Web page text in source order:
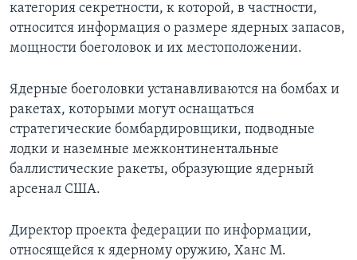
категория секретности, к которой, в частности,
относится информация о размере ядерных запасов,
мощности боеголовок и их местоположении.
Ядерные боеголовки устанавливаются на бомбах и
ракетах, которыми могут оснащаться
стратегические бомбардировщики, подводные
лодки и наземные межконтинентальные
баллистические ракеты, образующие ядерный
арсенал США.
Директор проекта федерации по информации,
относящейся к ядерному оружию, Ханс М.